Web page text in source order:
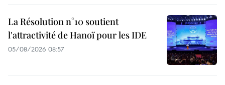
La Résolution n°10 soutient
l'attractivité de Hanoï pour les IDE
05/08/2026 08:57